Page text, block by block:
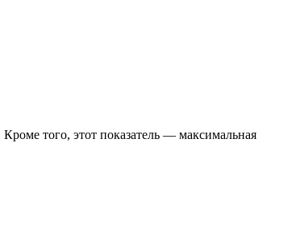
того, этот показатель — максимальная